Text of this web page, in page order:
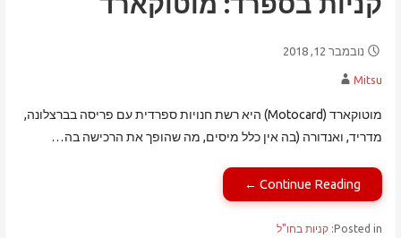
נובמבר 12, 2018
Mitsu
מוטוקארד (Motocard) היא רשת חנויות ספרדית עם פריסה בברצלונה,
מדריד, ואנדורה (בה אין כלל מיסים, מה שהופך את הרכישה בה…
Continue Reading ←
Posted in: קניות בחו"ל